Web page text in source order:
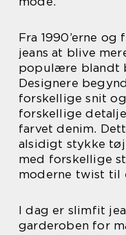
Fra 1990’erne
jeans at blive
populære blandt
Designere
forskellige snit
forskellige
farvet denim.
alsidigt stykke
med forskellige
moderne twist til
I dag er slimfit
garderoben for